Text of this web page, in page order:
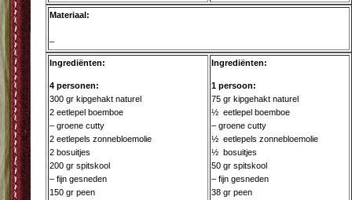
Materiaal:
–
Ingrediënten:
4 personen:
300 gr kipgehakt naturel
2 eetlepel boemboe
– groene cutty
2 eetlepels zonnebloemolie
2 bosuitjes
200 gr spitskool
– fijn gesneden
150 gr peen
Ingrediënten:
1 persoon:
75 gr kipgehakt naturel
½ eetlepel boemboe
– groene cutty
½ eetlepels zonnebloemolie
½ bosuitjes
50 gr spitskool
– fijn gesneden
38 gr peen